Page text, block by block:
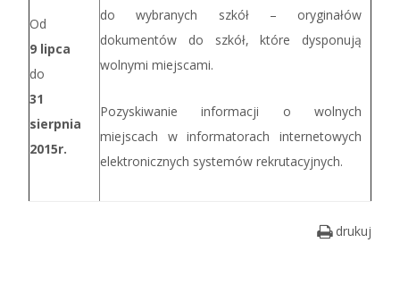
Od
9 lipca
do
31
sierpnia
2015r.
do wybranych szkół – oryginałów
dokumentów do szkół, które dysponują
wolnymi miejscami.
Pozyskiwanie informacji o wolnych
miejscach w informatorach internetowych
elektronicznych systemów rekrutacyjnych.
drukuj